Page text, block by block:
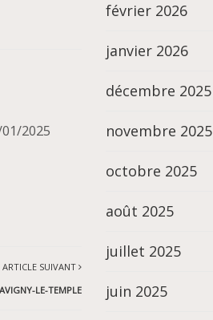
2025
ARTICLE SUIVANT
LE-TEMPLE
février 2026
janvier 2026
décembre 2025
novembre 2025
octobre 2025
août 2025
juillet 2025
juin 2025